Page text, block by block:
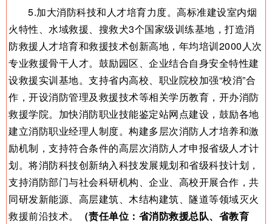
5.加大消防科技和人才培育力度。高标准建设室内烟
火特性、水域救援、搜救犬3个国家级训练基地，打造消
防救援人才培育和救援技术创新高地，年均培训2000人次
专业救援骨干人才。鼓励园区、企业结合自身安全特性建
设救援实训基地。支持省内高校、职业院校加强“校消”合
作，开设消防管理及救援技术等相关学历教育，开办消防
救援学院。加快消防职业技能鉴定站网点建设，鼓励各地
建立消防职业经理人制度。构建多层次消防人才培养和激
励机制，支持符合条件的高层次消防人才申报省级人才计
划。将消防科技创新纳入科技发展规划和省级科技计划，
支持消防部门与社会科研机构、企业、高校开展合作，共
同研发新能源、高层建筑、木结构建筑、隧道等领域灭火
救援前沿技术。
（责任单位：省消防救援总队、省教育